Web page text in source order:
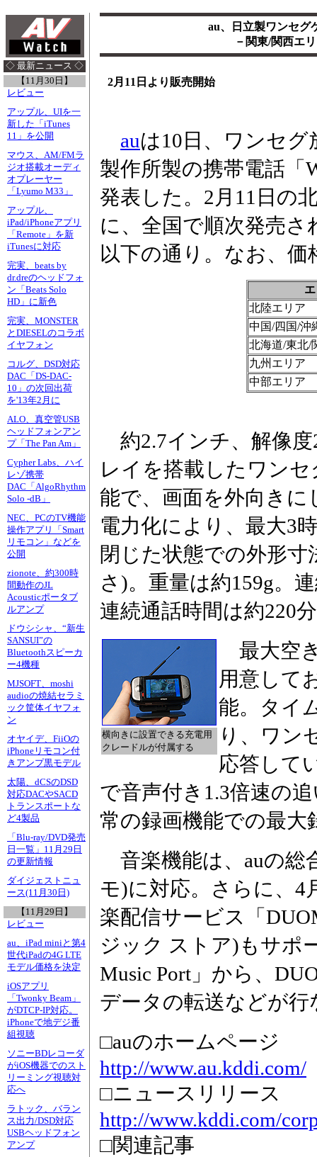
◇ 最新ニュース ◇
【11月30日】
レビュー
アップル、UIを一
新した「iTunes
11」を公開
マウス、AM/FMラ
ジオ搭載オーディ
オプレーヤー
「Lyumo M33」
アップル、
iPad/iPhoneアプリ
「Remote」を新
iTunesに対応
完実、beats by
dr.dreのヘッドフォ
ン「Beats Solo
HD」に新色
完実、MONSTER
とDIESELのコラボ
イヤフォン
コルグ、DSD対応
DAC「DS-DAC-
10」の次回出荷
を'13年2月に
ALO、真空管USB
ヘッドフォンアン
プ「The Pan Am」
Cypher Labs、ハイ
レゾ携帯
DAC「AlgoRhythm
Solo -dB」
NEC、PCのTV機能
操作アプリ「Smart
リモコン」などを
公開
zionote、約300時
間動作のJL
Acousticポータブ
ルアンプ
ドウシシャ、“新生
SANSUI”の
Bluetoothスピーカ
ー4機種
MJSOFT、moshi
audioの焼結セラミ
ック筐体イヤフォ
ン
オヤイデ、FiiOの
iPhoneリモコン付
きアンプ黒モデル
太陽、dCSのDSD
対応DACやSACD
トランスポートな
ど4製品
「Blu-ray/DVD発売
日一覧」11月29日
の更新情報
ダイジェストニュ
ース(11月30日)
【11月29日】
レビュー
au、iPad miniと第4
世代iPadの4G LTE
モデル価格を決定
iOSアプリ
「Twonky Beam」
がDTCP-IP対応。
iPhoneで地デジ番
組視聴
ソニーBDレコーダ
がiOS機器でのスト
リーミング視聴対
応へ
ラトック、バラン
ス出力/DSD対応
USBヘッドフォン
アンプ
au、日立製ワンセグ
－関東/関西エ
2月11日より販売開始
auは10日、ワンセ
製作所製の携帯電話「
発表した。2月11日の
に、全国で順次発売さ
以下の通り。なお、
北陸エリア
中国/四国/沖
北海道/東北/
九州エリア
中部エリア
約2.7インチ、解像度
レイを搭載したワン
能で、画面を外向き
電力化により、最大3
閉じた状態での外形寸
さ)。重量は約159g。
連続通話時間は約220
横向きに設置できる充電用
クレードルが付属する
最大空
用意して
能。タイ
り、ワン
応答して
で音声付き1.3倍速の
常の録画機能での最大
音楽機能は、auの総
モ)に対応。さらに、4
楽配信サービス「
ジック ストア)もサポ
Music Port」から、
データの転送などが行
□auのホームページ
http://www.au.kddi.com/
□ニュースリリース
http://www.kddi.com/
□関連記事